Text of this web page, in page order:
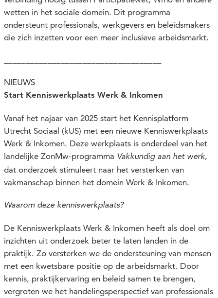
wetten in het sociale domein. Dit programma
ondersteunt professionals, werkgevers en beleidsmakers
die zich inzetten voor een meer inclusieve arbeidsmarkt.
NIEUWS
Start Kenniswerkplaats Werk & Inkomen
Vanaf het najaar van 2025 start het Kennisplatform
Utrecht Sociaal (kUS) met een nieuwe Kenniswerkplaats
Werk & Inkomen. Deze werkplaats is onderdeel van het
landelijke ZonMw-programma Vakkundig aan het werk,
dat onderzoek stimuleert naar het versterken van
vakmanschap binnen het domein Werk & Inkomen.
Waarom deze kenniswerkplaats?
De Kenniswerkplaats Werk & Inkomen heeft als doel om
inzichten uit onderzoek beter te laten landen in de
praktijk. Zo versterken we de ondersteuning van mensen
met een kwetsbare positie op de arbeidsmarkt. Door
kennis, praktijkervaring en beleid samen te brengen,
vergroten we het handelingsperspectief van professionals